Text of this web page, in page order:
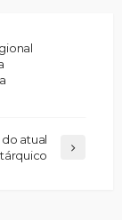
do atual